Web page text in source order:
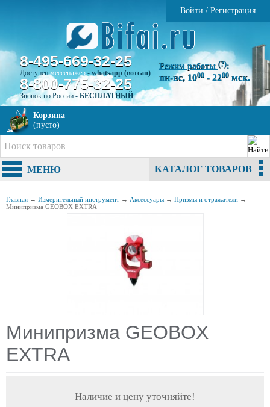
Войти / Регистрация
8-495-669-32-25
Доступенмессенджер-whatsapp (вотсап)
8-800-775-32-25
Звонок по России - БЕСПЛАТНЫЙ
Режим работы (?):
пн-вс, 1000 - 2200 мск.
Корзина
(пусто)
МЕНЮ КАТАЛОГ ТОВАРОВ
Главная → Измерительный инструмент → Аксессуары → Призмы и отражатели →
Минипризма GEOBOX EXTRA
Минипризма GEOBOX
EXTRA
Наличие и цену уточняйте!